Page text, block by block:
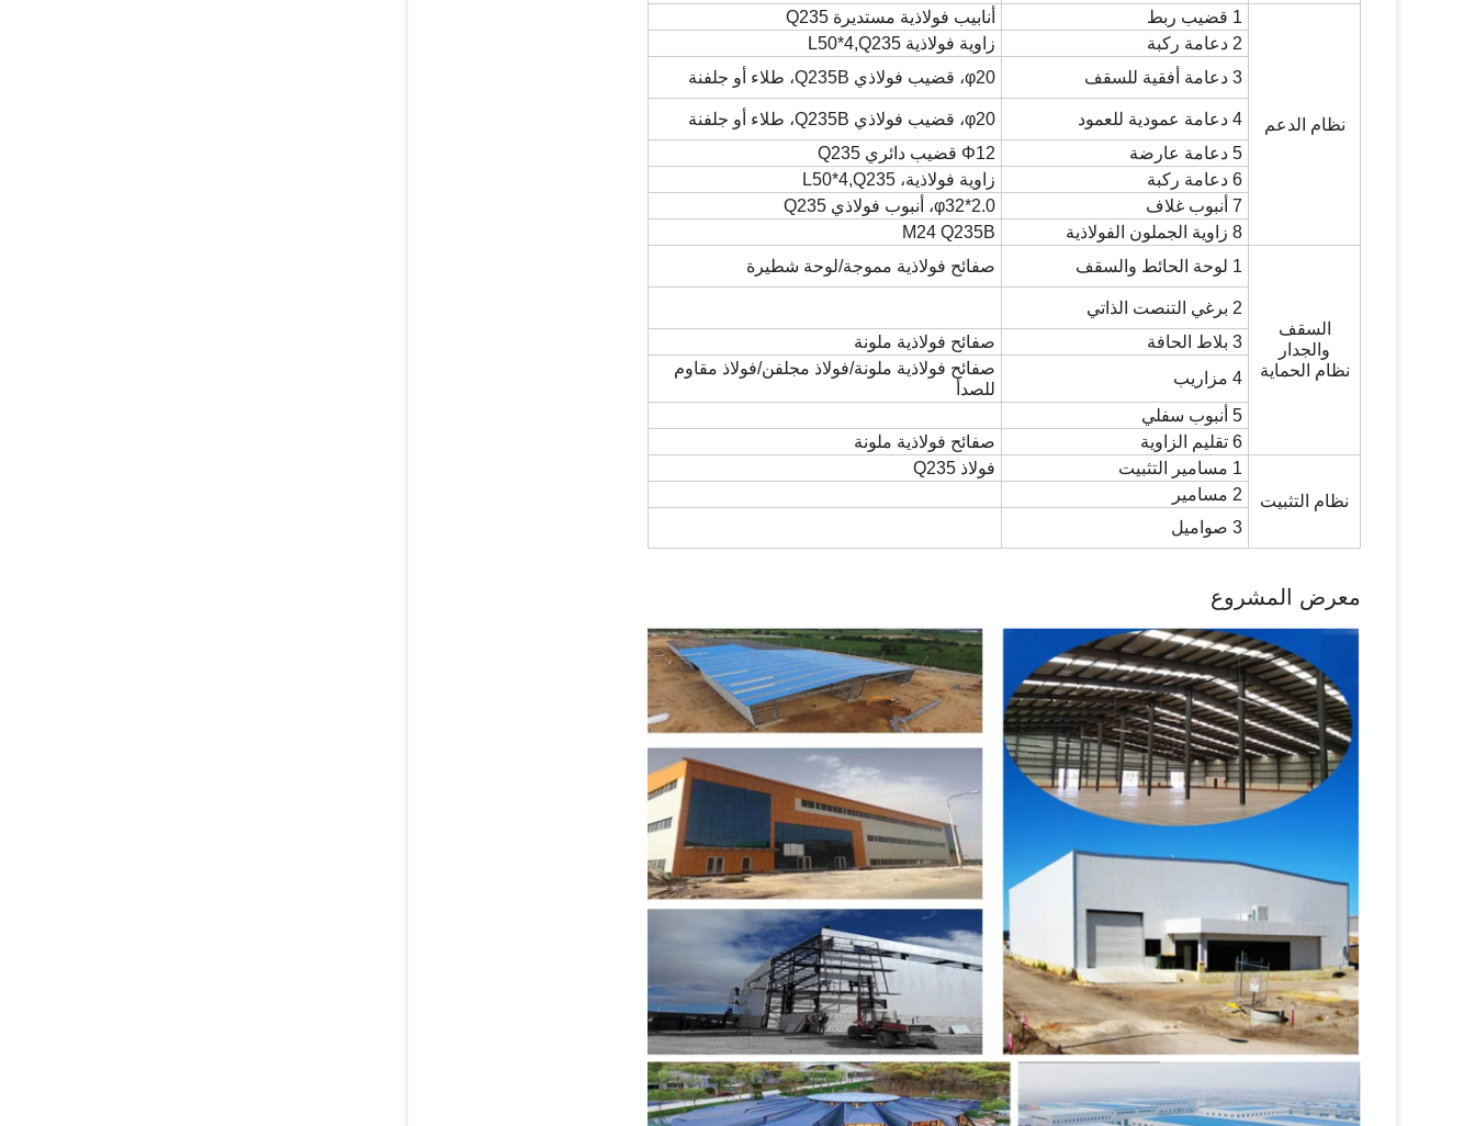
نظام الدعم
1 قضيب ربط
أنابيب فولاذية مستديرة Q235
2 دعامة ركبة
زاوية فولاذية L50*4,Q235
3 دعامة أفقية للسقف
φ20، قضيب فولاذي Q235B، طلاء أو جلفنة
4 دعامة عمودية للعمود
φ20، قضيب فولاذي Q235B، طلاء أو جلفنة
5 دعامة عارضة
Φ12 قضيب دائري Q235
6 دعامة ركبة
زاوية فولاذية، L50*4,Q235
7 أنبوب غلاف
φ32*2.0، أنبوب فولاذي Q235
8 زاوية الجملون الفولاذية
M24 Q235B
السقف
والجدار
نظام الحماية
1 لوحة الحائط والسقف صفائح فولاذية مموجة/لوحة شطيرة
2 برغي التنصت الذاتي
3 بلاط الحافة
صفائح فولاذية ملونة
4 مزاريب
صفائح فولاذية ملونة/فولاذ مجلفن/فولاذ مقاوم
للصدأ
5 أنبوب سفلي
6 تقليم الزاوية
صفائح فولاذية ملونة
نظام التثبيت
1 مسامير التثبيت
فولاذ Q235
2 مسامير
3 صواميل
معرض المشروع